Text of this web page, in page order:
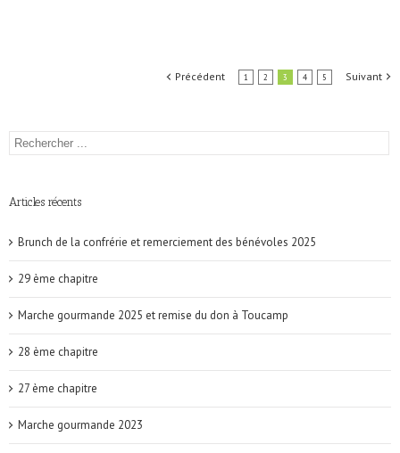
Précédent 1 2 3 4 5 Suivant
Articles récents
Brunch de la confrérie et remerciement des bénévoles 2025
29 ème chapitre
Marche gourmande 2025 et remise du don à Toucamp
28 ème chapitre
27 ème chapitre
Marche gourmande 2023